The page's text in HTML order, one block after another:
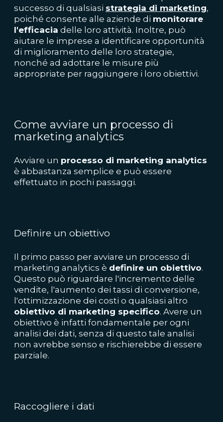
successo di qualsiasi strategia di marketing,
poiché consente alle aziende di monitorare
l'efficacia delle loro attività. Inoltre, può
aiutare le imprese a identificare opportunità
di miglioramento delle loro strategie,
nonché ad adottare le misure più
appropriate per raggiungere i loro obiettivi.
Come avviare un processo di
marketing analytics
Avviare un processo di marketing analytics
è abbastanza semplice e può essere
effettuato in pochi passaggi.
Definire un obiettivo
Il primo passo per avviare un processo di
marketing analytics è definire un obiettivo.
Questo può riguardare l'incremento delle
vendite, l'aumento dei tassi di conversione,
l'ottimizzazione dei costi o qualsiasi altro
obiettivo di marketing specifico. Avere un
obiettivo è infatti fondamentale per ogni
analisi dei dati, senza di questo tale analisi
non avrebbe senso e rischierebbe di essere
parziale.
Raccogliere i dati